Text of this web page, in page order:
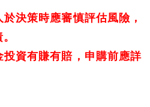
決策時應審慎評估風險，
資有賺有賠，申購前應詳